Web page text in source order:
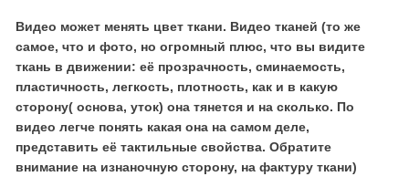
Видео может менять цвет ткани. Видео тканей (то же
самое, что и фото, но огромный плюс, что вы видите
ткань в движении: её прозрачность, сминаемость,
пластичность, легкость, плотность, как и в какую
сторону( основа, уток) она тянется и на сколько. По
видео легче понять какая она на самом деле,
представить её тактильные свойства. Обратите
внимание на изнаночную сторону, на фактуру ткани)